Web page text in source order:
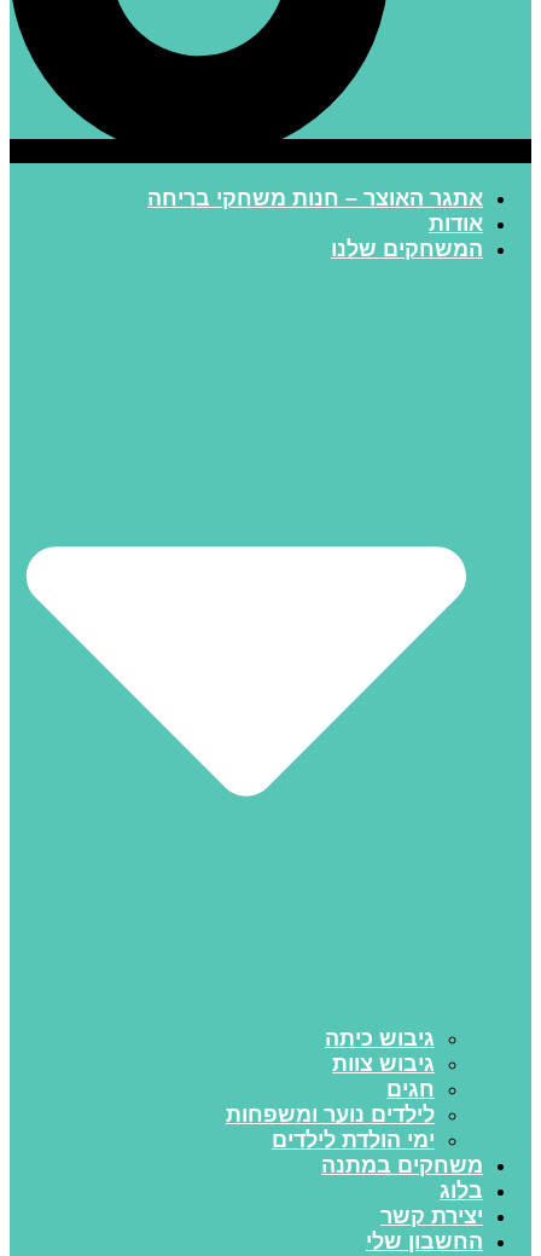
אתגר האוצר – חנות משחקי בריחה
אודות
המשחקים שלנו
גיבוש כיתה
גיבוש צוות
חגים
לילדים נוער ומשפחות
ימי הולדת לילדים
משחקים במתנה
בלוג
יצירת קשר
החשבון שלי